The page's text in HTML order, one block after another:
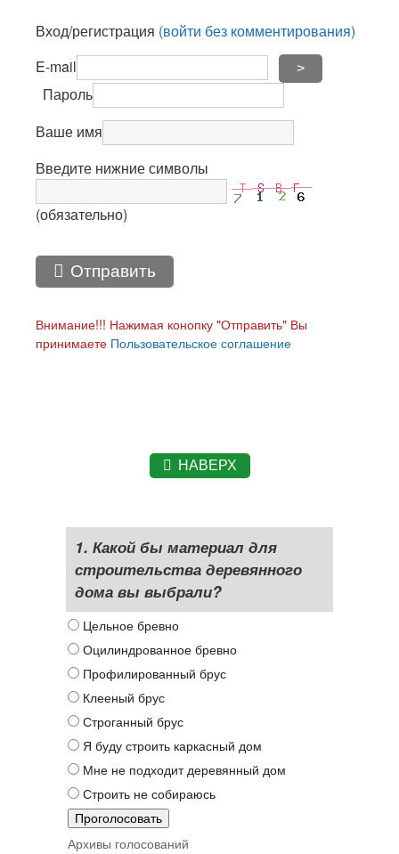
Вход/регистрация (войти без комментирования)
E-mail
>
Пароль
Ваше имя
Введите нижние символы
(обязательно)
Отправить
Внимание!!! Нажимая конопку "Отправить" Вы
принимаете Пользовательское соглашение
НАВЕРХ
1. Какой бы материал для
строительства деревянного
дома вы выбрали?
Цельное бревно
Оцилиндрованное бревно
Профилированный брус
Клееный брус
Строганный брус
Я буду строить каркасный дом
Мне не подходит деревянный дом
Строить не собираюсь
Архивы голосований